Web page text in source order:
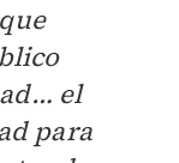
el
para